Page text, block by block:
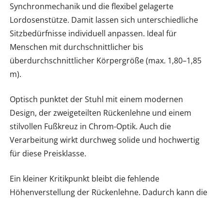
Synchronmechanik und die flexibel gelagerte
Lordosenstütze. Damit lassen sich unterschiedliche
Sitzbedürfnisse individuell anpassen. Ideal für
Menschen mit durchschnittlicher bis
überdurchschnittlicher Körpergröße (max. 1,80–1,85
m).
Optisch punktet der Stuhl mit einem modernen
Design, der zweigeteilten Rückenlehne und einem
stilvollen Fußkreuz in Chrom-Optik. Auch die
Verarbeitung wirkt durchweg solide und hochwertig
für diese Preisklasse.
Ein kleiner Kritikpunkt bleibt die fehlende
Höhenverstellung der Rückenlehne. Dadurch kann die